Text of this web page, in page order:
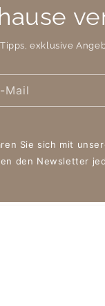
exklusive
Mail
Sie sich mit
den Newsletter